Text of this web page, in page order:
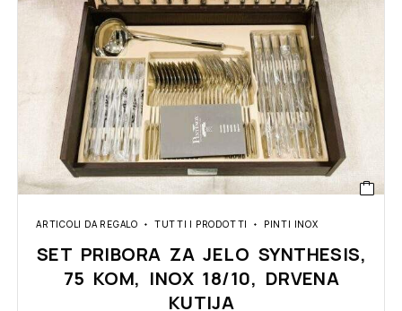
ARTICOLI DA REGALO TUTTI I PRODOTTI PINTI INOX
SET PRIBORA ZA JELO SYNTHESIS,
75 KOM, INOX 18/10, DRVENA
KUTIJA